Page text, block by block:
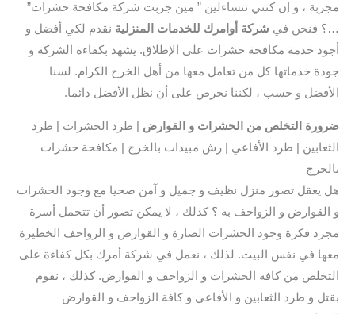
مجربة ، و إن كنتي تتساءلين ” مين جربت شركة مكافحة حشرات”
…؟ فنحن في شركة أوامرك للخدمات المنزلية نقدم لكي أفضل و
أجود خدمة مكافحة حشرات على الإطلاق. يشهد بكفاءة الشركة و
جودة خدماتها كل من تعامل معها من أهل الخرج الكرام. لسنا
الأفضل و حسب ، لكننا نحرص على أن نظل الأفضل دائما.
ضرورة التخلص من الحشرات و القوارض | طرد الحشرات | طرد
الثعابين | طرد الأفاعي | رش مبيدات بالخرج | مكافحة حشرات
بالخرج
هل يعقل تصور منزل نظيف و جميل و آمن صحيا مع وجود الحشرات
و القوارض و الزواحف به ؟ كذلك ، لا يمكن تصور أن تتحمل أسرة
مجرد فكرة وجود الحشرات الضارة و القوارض و الزواحف الخطيرة
معها في نفس البيت. لذلك ، نعمل في شركة أمرك بكل كفاءة على
التخلص من كافة الحشرات و الزواحف و القوارض. كذلك ، نقوم
بقتل و طرد الثعابين و الأفاعي و كافة الزواحف و القوارض